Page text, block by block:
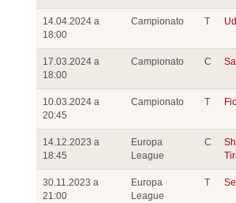
14.04.2024 a
18:00
Campionato T
17.03.2024 a
18:00
Campionato C
10.03.2024 a
20:45
Campionato T
14.12.2023 a
18:45
Europa
League
C
30.11.2023 a
21:00
Europa
League
T